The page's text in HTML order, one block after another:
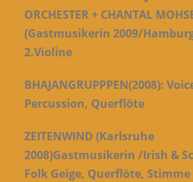
ORCHESTER + CHANTAL
(Gastmusikerin 2009/
2.Violine
BHAJANGRUPPPEN(2008):
Percussion, Querflöte
ZEITENWIND (Karlsruhe
2008)Gastmusikerin /Irish &
Folk Geige, Querflöte, Stimme